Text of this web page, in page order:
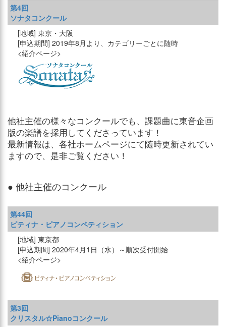
第4回
ソナタコンクール
東京・大阪
2019年8月より、カテゴリーごとに随時
他社主催の様々なコンクールでも、課題曲に東音企画
版の楽譜を採用してくださっています！
最新情報は、各社ホームページにて随時更新されてい
ますので、是非ご覧ください！
● 他社主催のコンクール
第44回
ピティナ・ピアノコンペティション
東京都
2020年4月1日（水）～順次受付開始
第3回
クリスタル☆Pianoコンクール